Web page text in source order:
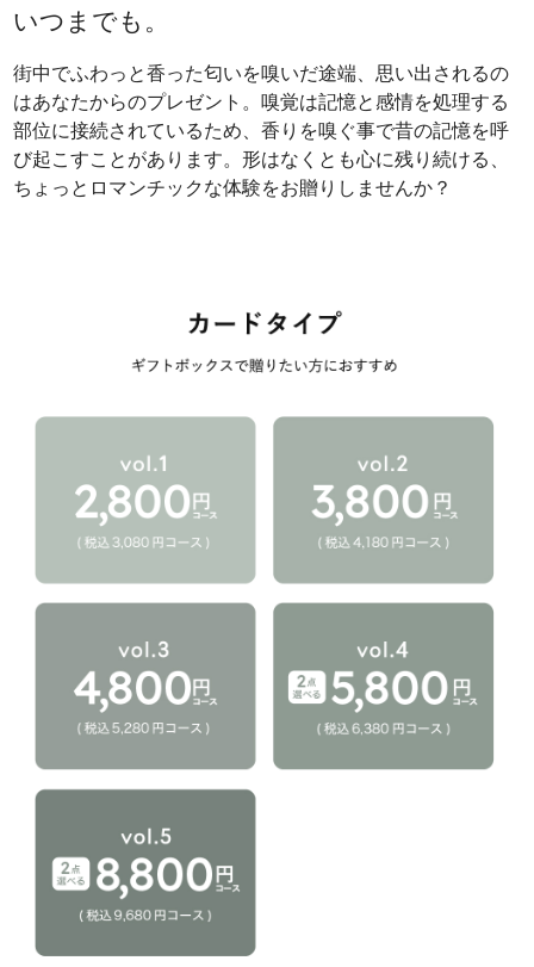
いつまでも。
街中でふわっと香った匂いを嗅いだ途端、思い出されるの
はあなたからのプレゼント。嗅覚は記憶と感情を処理する
部位に接続されているため、香りを嗅ぐ事で昔の記憶を呼
び起こすことがあります。形はなくとも心に残り続ける、
ちょっとロマンチックな体験をお贈りしませんか？